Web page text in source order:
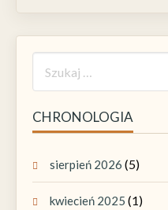
CHRONOLOGIA
sierpień 2026 (5)
kwiecień 2025 (1)